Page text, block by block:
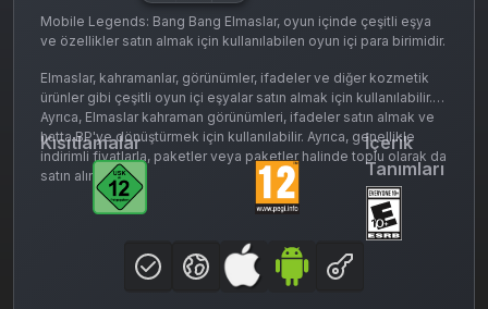
Mobile Legends: Bang Bang Elmaslar, oyun içinde çeşitli eşya
ve özellikler satın almak için kullanılabilen oyun içi para birimidir.
Elmaslar, kahramanlar, görünümler, ifadeler ve diğer kozmetik
ürünler gibi çeşitli oyun içi eşyalar satın almak için kullanılabilir.
Ayrıca, Elmaslar kahraman görünümleri, ifadeler satın almak ve
hatta BP'ye dönüştürmek için kullanılabilir. Ayrıca, genellikle
indirimli fiyatlarla, paketler veya paketler halinde toplu olarak da
satın alınabilirler.
Kısıtlamalar
İçerik
Tanımları